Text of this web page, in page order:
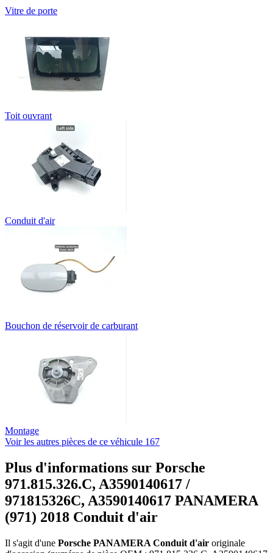
Vitre de porte
Toit ouvrant
Conduit d'air
Bouchon de réservoir de carburant
Montage
Voir les autres pièces de ce véhicule 167
Plus d'informations sur Porsche
971.815.326.C, A3590140617 /
971815326C, A3590140617 PANAMERA
(971) 2018 Conduit d'air
Il s'agit d'une Porsche PANAMERA Conduit d'air originale